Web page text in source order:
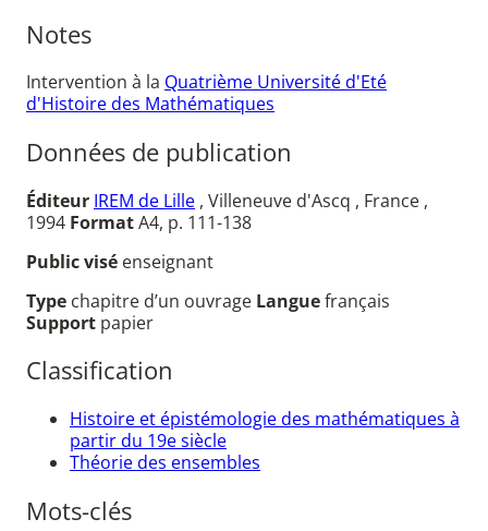
Notes
Intervention à la Quatrième Université d'Eté
d'Histoire des Mathématiques
Données de publication
Éditeur IREM de Lille , Villeneuve d'Ascq , France ,
1994 FormatA4, p. 111-138
Public visé enseignant
Type chapitre d’un ouvrage Languefrançais
Support papier
Classification
Histoire et épistémologie des mathématiques à
partir du 19e siècle
Théorie des ensembles
Mots-clés